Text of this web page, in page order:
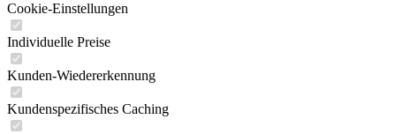
Cookie-Einstellungen
Individuelle Preise
Kunden-Wiedererkennung
Kundenspezifisches Caching